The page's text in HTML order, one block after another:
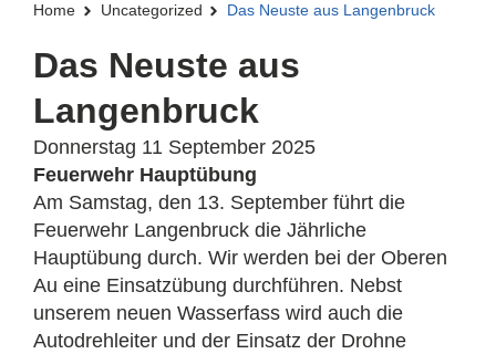
Home Uncategorized Das Neuste aus Langenbruck
Das Neuste aus
Langenbruck
Donnerstag 11 September 2025
Feuerwehr Hauptübung
Am Samstag, den 13. September führt die
Feuerwehr Langenbruck die Jährliche
Hauptübung durch. Wir werden bei der Oberen
Au eine Einsatzübung durchführen. Nebst
unserem neuen Wasserfass wird auch die
Autodrehleiter und der Einsatz der Drohne